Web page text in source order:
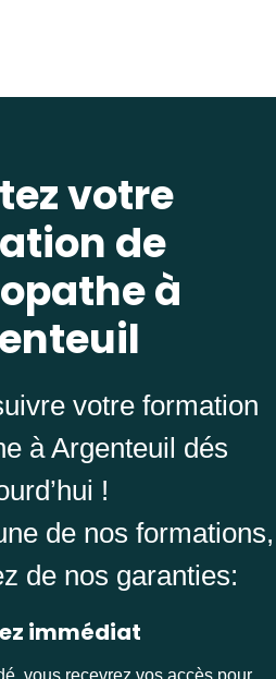
votre
de
à
votre formation
à Argenteuil dés
!
de nos formations,
de nos garanties:
immédiat